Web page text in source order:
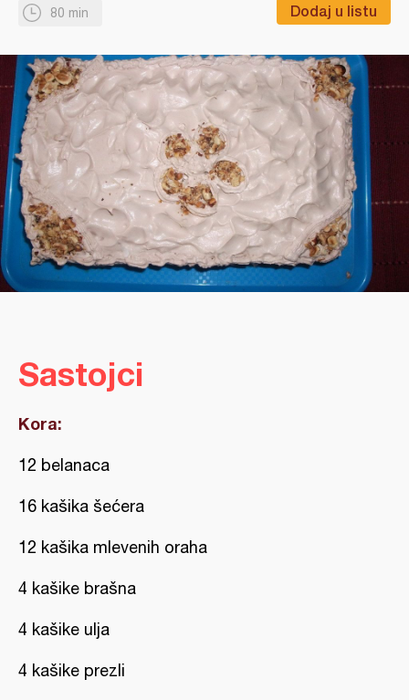
80 min Dodaj u listu
Sastojci
Kora:
12 belanaca
16 kašika šećera
12 kašika mlevenih oraha
4 kašike brašna
4 kašike ulja
4 kašike prezli